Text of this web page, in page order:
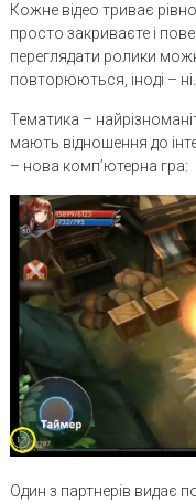
Кожне відео триває
просто закриваєте і
переглядати ролики
повторюються, іноді – ні.
Тематика –
мають відношення до
– нова комп’ютерна гра:
Один з партнерів видає